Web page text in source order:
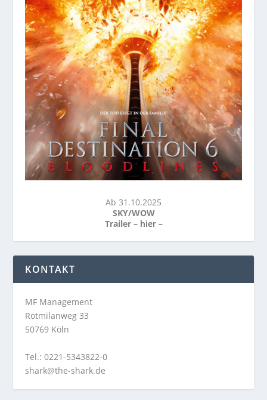
Ab 31.10.2025
SKY/WOW
Trailer – hier –
KONTAKT
MF Management
Rotmilanweg 33
50769 Köln
Tel.: 0221-5343822-0
shark@the-shark.de